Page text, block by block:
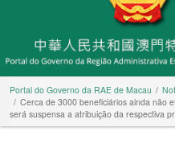
Portal do Governo da RAE de Macau
Cerca de 3000 beneficiários ainda não
será suspensa a atribuição da respectiva